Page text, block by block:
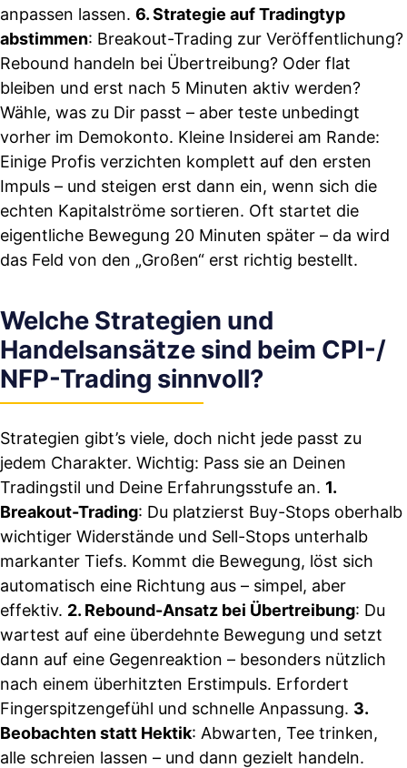
anpassen lassen. 6. Strategie auf Tradingtyp
abstimmen: Breakout-Trading zur Veröffentlichung?
Rebound handeln bei Übertreibung? Oder flat
bleiben und erst nach 5 Minuten aktiv werden?
Wähle, was zu Dir passt – aber teste unbedingt
vorher im Demokonto. Kleine Insiderei am Rande:
Einige Profis verzichten komplett auf den ersten
Impuls – und steigen erst dann ein, wenn sich die
echten Kapitalströme sortieren. Oft startet die
eigentliche Bewegung 20 Minuten später – da wird
das Feld von den „Großen“ erst richtig bestellt.
Welche Strategien und
Handelsansätze sind beim CPI-/
NFP-Trading sinnvoll?
Strategien gibt’s viele, doch nicht jede passt zu
jedem Charakter. Wichtig: Pass sie an Deinen
Tradingstil und Deine Erfahrungsstufe an. 1.
Breakout-Trading: Du platzierst Buy-Stops oberhalb
wichtiger Widerstände und Sell-Stops unterhalb
markanter Tiefs. Kommt die Bewegung, löst sich
automatisch eine Richtung aus – simpel, aber
effektiv. 2. Rebound-Ansatz bei Übertreibung: Du
wartest auf eine überdehnte Bewegung und setzt
dann auf eine Gegenreaktion – besonders nützlich
nach einem überhitzten Erstimpuls. Erfordert
Fingerspitzengefühl und schnelle Anpassung. 3.
Beobachten statt Hektik: Abwarten, Tee trinken,
alle schreien lassen – und dann gezielt handeln.